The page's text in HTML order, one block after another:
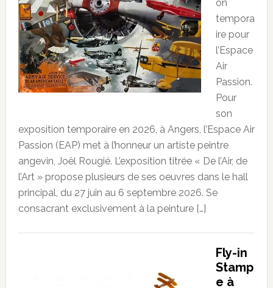
on
tempora
ire pour
l’Espace
Air
Passion.
Pour
son
exposition temporaire en 2026, à Angers, l’Espace Air
Passion (EAP) met à l’honneur un artiste peintre
angevin, Joël Rougié. L’exposition titrée « De l’Air, de
l’Art » propose plusieurs de ses oeuvres dans le hall
principal, du 27 juin au 6 septembre 2026. Se
consacrant exclusivement à la peinture […]
Fly-in
Stamp
e à